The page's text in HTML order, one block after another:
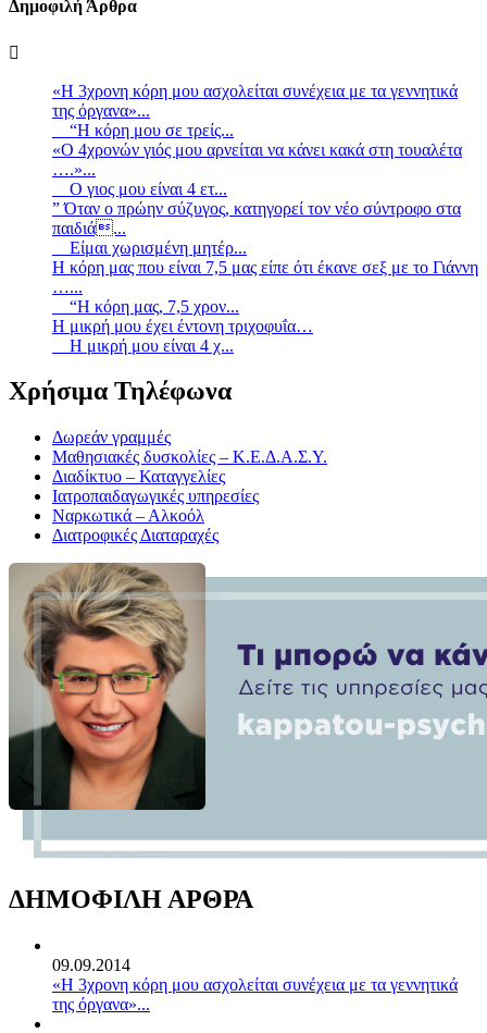
Δημοφιλή Άρθρα
«Η 3χρονη κόρη μου ασχολείται συνέχεια με τα γεννητικά
της όργανα»...
“Η κόρη μου σε τρείς...
«Ο 4χρονών γιός μου αρνείται να κάνει κακά στη τουαλέτα
….»...
Ο γιος μου είναι 4 ετ...
” Όταν ο πρώην σύζυγος, κατηγορεί τον νέο σύντροφο στα
παιδιά...
Είμαι χωρισμένη μητέρ...
Η κόρη μας που είναι 7,5 μας είπε ότι έκανε σεξ με το Γιάννη
…...
“Η κόρη μας, 7,5 χρον...
Η μικρή μου έχει έντονη τριχοφυΐα…
Η μικρή μου είναι 4 χ...
Χρήσιμα Τηλέφωνα
Δωρεάν γραμμές
Μαθησιακές δυσκολίες – Κ.Ε.Δ.Α.Σ.Υ.
Διαδίκτυο – Καταγγελίες
Ιατροπαιδαγωγικές υπηρεσίες
Ναρκωτικά – Αλκοόλ
Διατροφικές Διαταραχές
ΔΗΜΟΦΙΛΗ ΑΡΘΡΑ
09.09.2014
«Η 3χρονη κόρη μου ασχολείται συνέχεια με τα γεννητικά
της όργανα»...